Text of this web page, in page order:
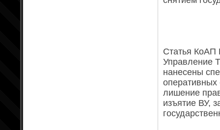
Статья КоАП
Управление
нанесены
оперативных
лишение
изъятие ВУ,